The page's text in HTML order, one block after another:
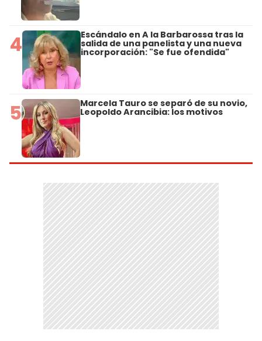
4 Escándalo en A la Barbarossa tras la
salida de una panelista y una nueva
incorporación: "Se fue ofendida"
5 Marcela Tauro se separó de su novio,
Leopoldo Arancibia: los motivos